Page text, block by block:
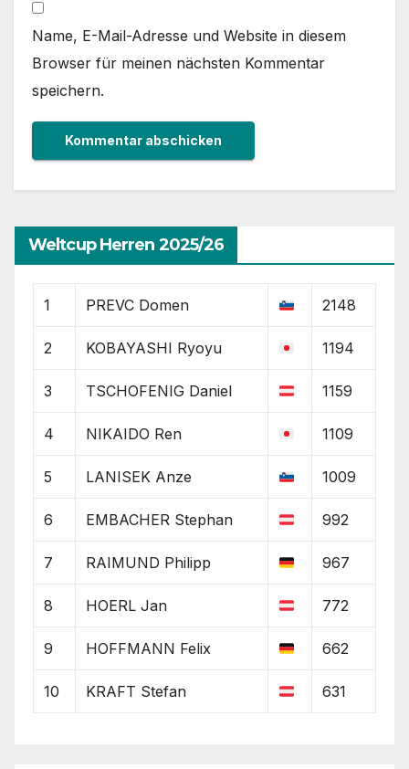
Name, E-Mail-Adresse und Website in diesem
Browser für meinen nächsten Kommentar
speichern.
Weltcup Herren 2025/26
1 PREVC Domen 2148
2 KOBAYASHI Ryoyu 1194
3 TSCHOFENIG Daniel 1159
4 NIKAIDO Ren 1109
5 LANISEK Anze 1009
6 EMBACHER Stephan 992
7 RAIMUND Philipp 967
8 HOERL Jan 772
9 HOFFMANN Felix 662
10 KRAFT Stefan 631